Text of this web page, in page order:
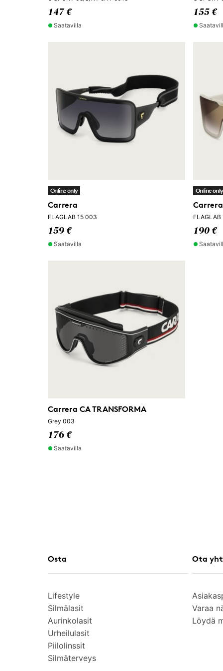
147 €
Saatavilla
155 €
Online only
Carrera
FLAGLAB 15 003
159 €
Saatavilla
Online only
Carrera
FLAGLAB
190 €
Carrera CA TRANSFORMA
Grey 003
176 €
Saatavilla
Osta
Lifestyle
Silmälasit
Aurinkolasit
Urheilulasit
Piilolinssit
Silmäterveys
Ota
Varaa
Löydä